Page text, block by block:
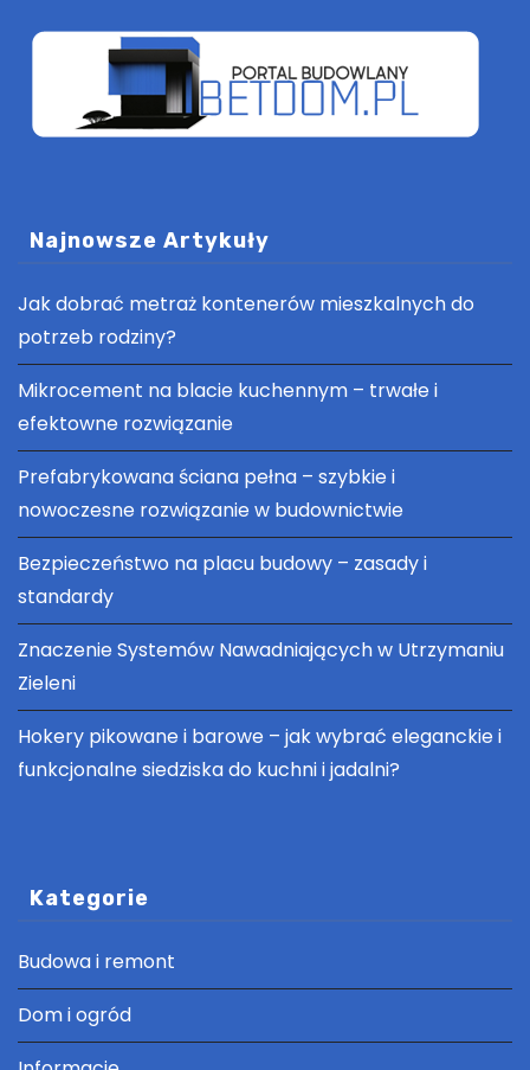
Najnowsze Artykuły
Jak dobrać metraż kontenerów mieszkalnych do
potrzeb rodziny?
Mikrocement na blacie kuchennym – trwałe i
efektowne rozwiązanie
Prefabrykowana ściana pełna – szybkie i
nowoczesne rozwiązanie w budownictwie
Bezpieczeństwo na placu budowy – zasady i
standardy
Znaczenie Systemów Nawadniających w Utrzymaniu
Zieleni
Hokery pikowane i barowe – jak wybrać eleganckie i
funkcjonalne siedziska do kuchni i jadalni?
Kategorie
Budowa i remont
Dom i ogród